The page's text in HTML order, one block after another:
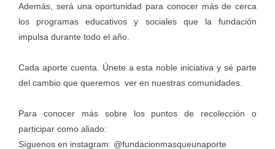
Además, será una oportunidad para conocer más de cerca
los programas educativos y sociales que la fundación
impulsa durante todo el año.
Cada aporte cuenta. Únete a esta noble iniciativa y sé parte
del cambio que queremos ver en nuestras comunidades.
Para conocer más sobre los puntos de recolección o
participar como aliado:
Síguenos en instagram: @fundacionmasqueunaporte